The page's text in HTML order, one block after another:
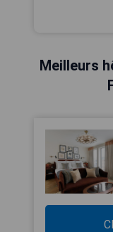
Meilleurs